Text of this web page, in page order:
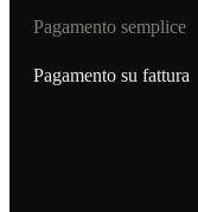
Pagamento semplice
Pagamento su fattura